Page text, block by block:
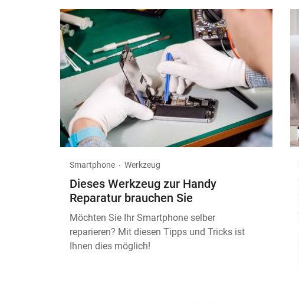
Smartphone Werkzeug
Dieses Werkzeug zur Handy
Reparatur brauchen Sie
Möchten Sie Ihr Smartphone selber
reparieren? Mit diesen Tipps und Tricks ist
Ihnen dies möglich!